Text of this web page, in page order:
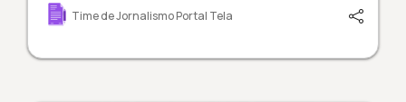
Time de Jornalismo Portal Tela